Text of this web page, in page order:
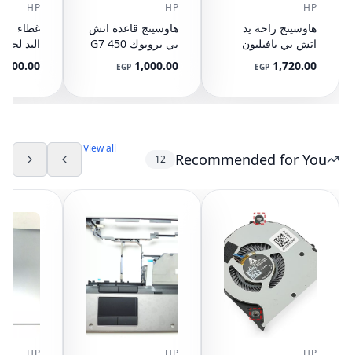
HP
هاوسينج راحة يد
اتش بي بافيليون
15-p with Touch
pad 929895-001
1,720.00
EGP
HP
هاوسينج قاعدة اتش
بي بروبوك 450 G7
Cover L79384-001
1,000.00
EGP
HP
غطاء
اليد
مع تاتش
500.00
Recommended for You
12
View all